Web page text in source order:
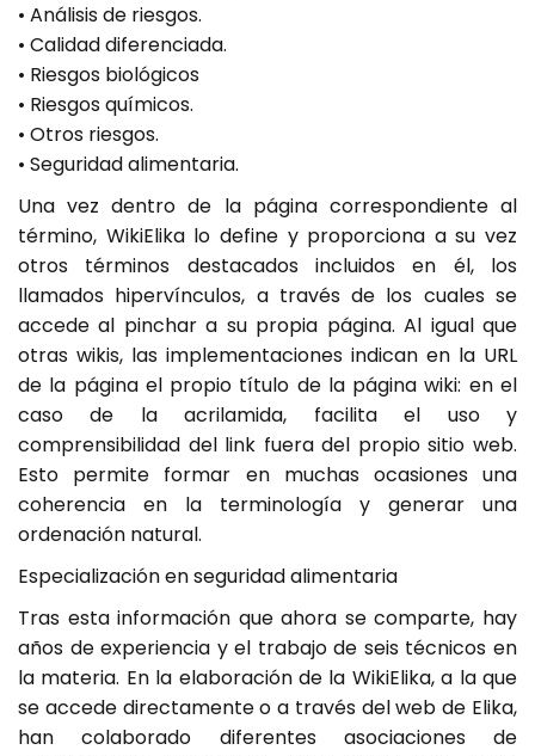
• Análisis de riesgos.
• Calidad diferenciada.
• Riesgos biológicos
• Riesgos químicos.
• Otros riesgos.
• Seguridad alimentaria.
Una vez dentro de la página correspondiente al
término, WikiElika lo define y proporciona a su vez
otros términos destacados incluidos en él, los
llamados hipervínculos, a través de los cuales se
accede al pinchar a su propia página. Al igual que
otras wikis, las implementaciones indican en la URL
de la página el propio título de la página wiki: en el
caso de la acrilamida, facilita el uso y
comprensibilidad del link fuera del propio sitio web.
Esto permite formar en muchas ocasiones una
coherencia en la terminología y generar una
ordenación natural.
Especialización en seguridad alimentaria
Tras esta información que ahora se comparte, hay
años de experiencia y el trabajo de seis técnicos en
la materia. En la elaboración de la WikiElika, a la que
se accede directamente o a través del web de Elika,
han colaborado diferentes asociaciones de